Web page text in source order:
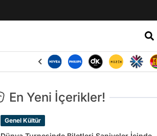
En Yeni İçerikler!
Genel Kültür